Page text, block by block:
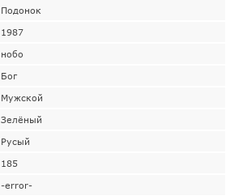
Подонок
1987
нобо
Бог
Мужской
Зелёный
Русый
185
-error-